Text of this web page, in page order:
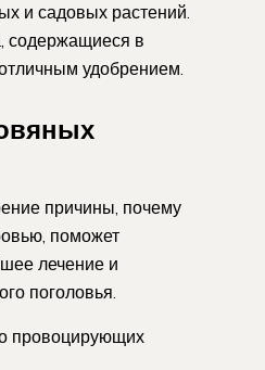
и садовых растений.
содержащиеся в
удобрением.
причины, почему
поможет
лечение и
поголовья.
провоцирующих